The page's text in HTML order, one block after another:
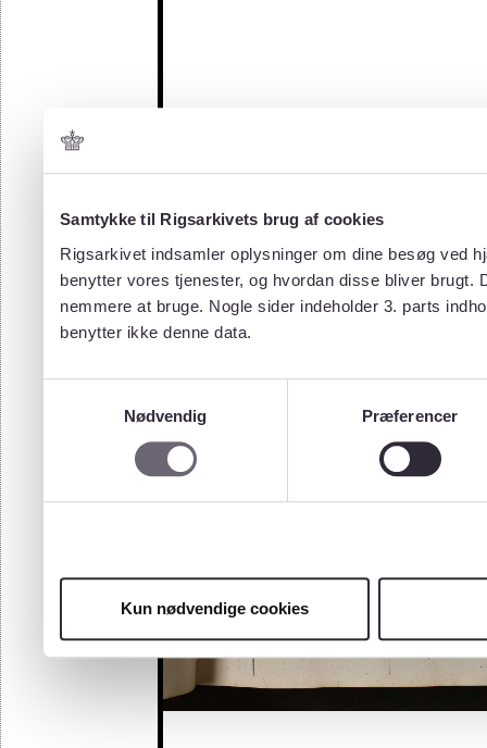
Samtykke til Rigsarkivets brug af cookies
Rigsarkivet indsamler oplysninger om dine besøg ved
benytter vores tjenester, og hvordan disse bliver
nemmere at bruge. Nogle sider indeholder 3. parts
benytter ikke denne data.
Nødvendig
Præferencer
Kun nødvendige cookies